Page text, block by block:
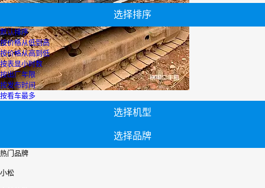
选择排序
默认排序
按价格从低到高
按价格从高到低
按表显小时数
按出厂年限
按发布时间
按看车最多
选择机型
选择品牌
热门品牌
小松